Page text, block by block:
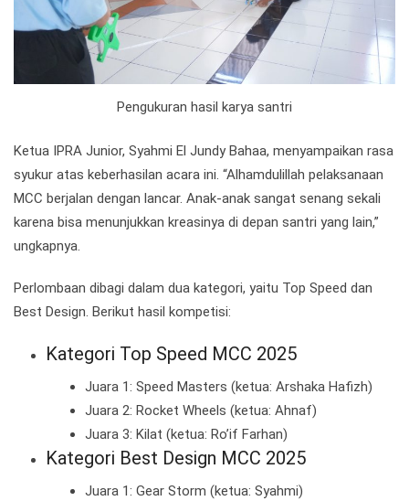
Pengukuran hasil karya santri
Ketua IPRA Junior, Syahmi El Jundy Bahaa, menyampaikan rasa
syukur atas keberhasilan acara ini. “Alhamdulillah pelaksanaan
MCC berjalan dengan lancar. Anak-anak sangat senang sekali
karena bisa menunjukkan kreasinya di depan santri yang lain,”
ungkapnya.
Perlombaan dibagi dalam dua kategori, yaitu Top Speed dan
Best Design. Berikut hasil kompetisi:
Kategori Top Speed MCC 2025
Juara 1: Speed Masters (ketua: Arshaka Hafizh)
Juara 2: Rocket Wheels (ketua: Ahnaf)
Juara 3: Kilat (ketua: Ro’if Farhan)
Kategori Best Design MCC 2025
Juara 1: Gear Storm (ketua: Syahmi)